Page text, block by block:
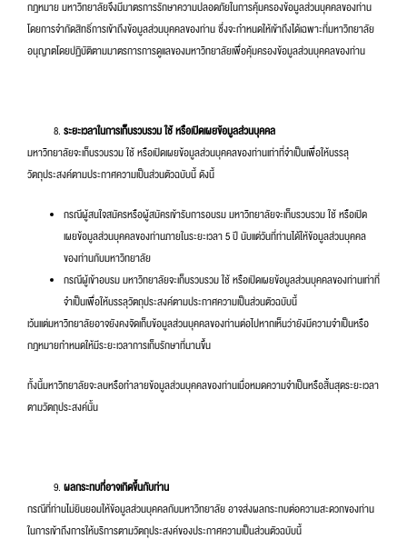
กฎหมาย มหาวิทยาลัยจึงมีมาตรการรักษาความปลอดภัยในการคุ้มครองข้อมูลส่วนบุคคลของท่าน
โดยการจำกัดสิทธิ์การเข้าถึงข้อมูลส่วนบุคคลของท่าน ซึ่งจะกำหนดให้เข้าถึงได้เฉพาะที่มหาวิทยาลัย
อนุญาตโดยปฏิบัติตามมาตรการการดูแลของมหาวิทยาลัยเพื่อคุ้มครองข้อมูลส่วนบุคคลของท่าน
ระยะเวลาในการเก็บรวบรวม ใช้ หรือเปิดเผยข้อมูลส่วนบุคคล
มหาวิทยาลัยจะเก็บรวบรวม ใช้ หรือเปิดเผยข้อมูลส่วนบุคคลของท่านเท่าที่จำเป็นเพื่อให้บรรลุ
วัตถุประสงค์ตามประกาศความเป็นส่วนตัวฉบับนี้ ดังนี้
กรณีผู้สนใจสมัครหรือผู้สมัครเข้ารับการอบรม มหาวิทยาลัยจะเก็บรวบรวม ใช้ หรือเปิด
เผยข้อมูลส่วนบุคคลของท่านภายในระยะเวลา 5 ปี นับแต่วันที่ท่านได้ให้ข้อมูลส่วนบุคคล
ของท่านกับมหาวิทยาลัย
กรณีผู้เข้าอบรม มหาวิทยาลัยจะเก็บรวบรวม ใช้ หรือเปิดเผยข้อมูลส่วนบุคคลของท่านเท่าที่
จำเป็นเพื่อให้บรรลุวัตถุประสงค์ตามประกาศความเป็นส่วนตัวฉบับนี้
เว้นแต่มหาวิทยาลัยอาจยังคงจัดเก็บข้อมูลส่วนบุคคลของท่านต่อไปหากเห็นว่ายังมีความจำเป็นหรือ
กฎหมายกำหนดให้มีระยะเวลาการเก็บรักษาที่นานขึ้น
ทั้งนี้มหาวิทยาลัยจะลบหรือทำลายข้อมูลส่วนบุคคลของท่านเมื่อหมดความจำเป็นหรือสิ้นสุดระยะเวลา
ตามวัตถุประสงค์นั้น
ผลกระทบที่อาจเกิดขึ้นกับท่าน
กรณีที่ท่านไม่ยินยอมให้ข้อมูลส่วนบุคคลกับมหาวิทยาลัย อาจส่งผลกระทบต่อความสะดวกของท่าน
ในการเข้าถึงการให้บริการตามวัตถุประสงค์ของประกาศความเป็นส่วนตัวฉบับนี้